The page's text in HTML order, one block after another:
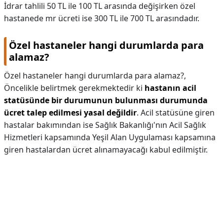
İdrar tahlili 50 TL ile 100 TL arasında değişirken özel
hastanede mr ücreti ise 300 TL ile 700 TL arasındadır.
Özel hastaneler hangi durumlarda para
alamaz?
Özel hastaneler hangi durumlarda para alamaz?,
Öncelikle belirtmek gerekmektedir ki hastanın acil
statüsünde bir durumunun bulunması durumunda
ücret talep edilmesi yasal değildir. Acil statüsüne giren
hastalar bakımından ise Sağlık Bakanlığı'nın Acil Sağlık
Hizmetleri kapsamında Yeşil Alan Uygulaması kapsamına
giren hastalardan ücret alınamayacağı kabul edilmiştir.